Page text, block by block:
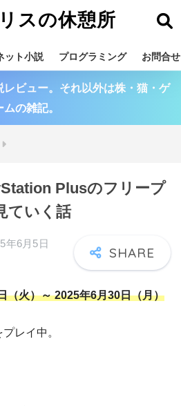
スの休憩所
ット小説 プログラミング お問合せ
ビュー。それ以外は株・猫・ゲ
ムの雑記。
Plusのフリープ
ていく話
年6月5日
（火）～ 2025年6月30日（月）
レイ中。